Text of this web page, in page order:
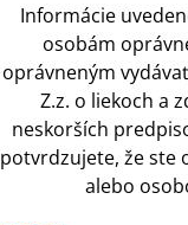
Informácie
osobám
oprávneným
Z.z. o liekoch a
neskorších
potvrdzujete, že ste
alebo